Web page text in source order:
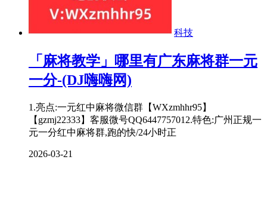
科技
「麻将教学」哪里有广东麻将群一元
一分-(DJ嗨嗨网)
1.亮点:一元红中麻将微信群【WXzmhhr95】
【gzmj22333】客服微号QQ6447757012.特色:广州正规一
元一分红中麻将群,跑的快/24小时正
2026-03-21